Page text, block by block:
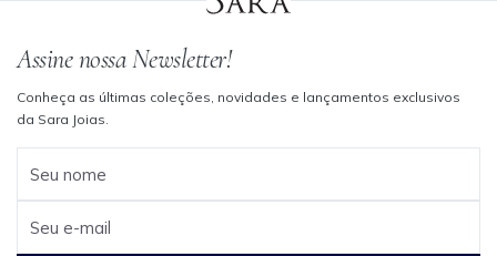
Assine nossa Newsletter!
Conheça as últimas coleções, novidades e lançamentos exclusivos
da Sara Joias.
Seu nome
Seu e-mail